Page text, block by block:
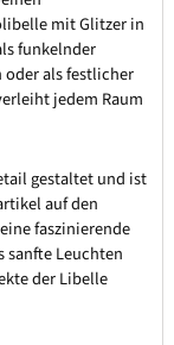
mit Glitzer in
funkelnder
als festlicher
jedem Raum
gestaltet und ist
auf den
faszinierende
sanfte Leuchten
der Libelle